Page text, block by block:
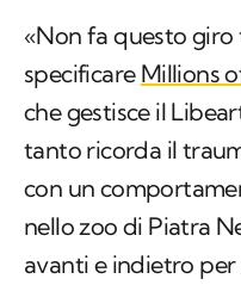
«Non fa questo
specificare Millions
che gestisce il
tanto ricorda il
con un
nello zoo di Piatra
avanti e indietro